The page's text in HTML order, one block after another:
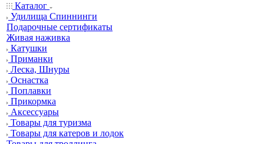
Каталог
Удилища Спиннинги
Подарочные сертификаты
Живая наживка
Катушки
Приманки
Леска, Шнуры
Оснастка
Поплавки
Прикормка
Аксессуары
Товары для туризма
Товары для катеров и лодок